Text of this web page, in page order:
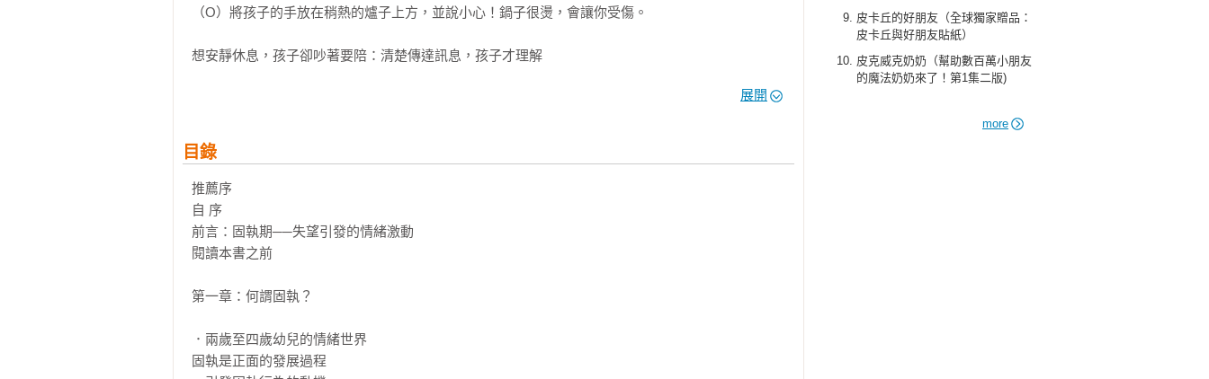
皮卡丘的好朋友（全球獨家贈品：
皮卡丘與好朋友貼紙）
皮克威克奶奶（幫助數百萬小朋友
的魔法奶奶來了！第1集二版)
more
（O）將孩子的手放在稍熱的爐子上方，並說小心！鍋子很燙，會讓你受傷。
想安靜休息，孩子卻吵著要陪：清楚傳達訊息，孩子才理解
孩子動不動尖叫打人、打滾大哭，面對進入第一個叛逆期的固執孩子該怎麼教？
（什麼是固執期？）
2～3歲孩子凡事都想自己來，但他們的語言表達能力尚且不足，可能會透過固執行為，來展現自己的
獨立自主，所以很容易造成大人的誤解，導致孩子覺得不被瞭解，而用大哭大鬧的方式來釋放心裡的
失望與焦慮。
（該怎麼教？）
．避免太多禁令：禁令太多，會讓孩子看不清禁令背後的規則，導致他把你的話當成耳邊風。
．處罰有不良副作用：責罵和處罰是負面關注，只會強化孩子「不聽話」的行為，用說服取代禁令如
展開
目錄
推薦序
自 序
前言：固執期──失望引發的情緒激動
閱讀本書之前
第一章：何謂固執？
．兩歲至四歲幼兒的情緒世界
固執是正面的發展過程